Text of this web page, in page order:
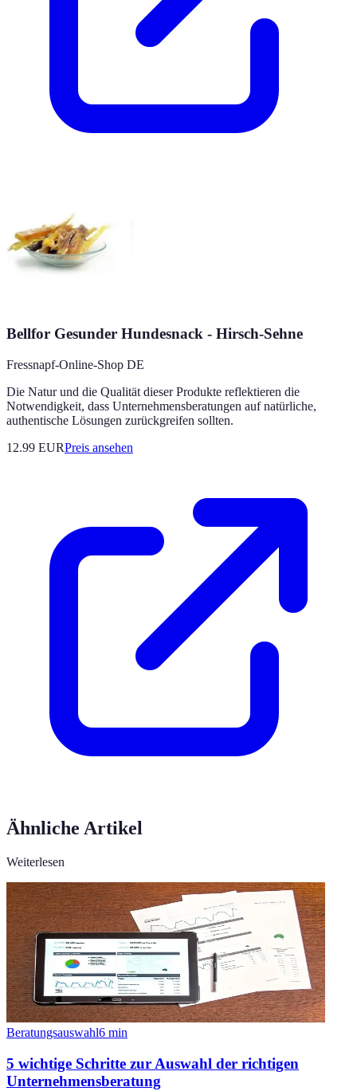
Bellfor Gesunder Hundesnack - Hirsch-Sehne
Fressnapf-Online-Shop DE
Die Natur und die Qualität dieser Produkte reflektieren die
Notwendigkeit, dass Unternehmensberatungen auf natürliche,
authentische Lösungen zurückgreifen sollten.
12.99 EURPreis ansehen
Ähnliche Artikel
Weiterlesen
Beratungsauswahl6 min
5 wichtige Schritte zur Auswahl der richtigen
Unternehmensberatung